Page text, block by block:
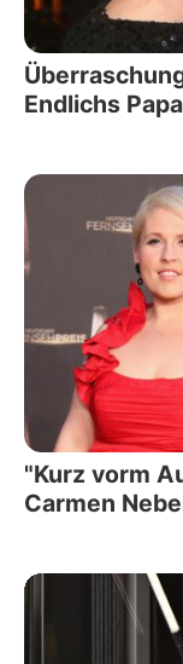
Endlichs
"Kurz vorm
Carmen